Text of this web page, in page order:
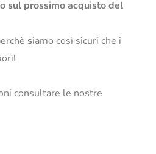
sul prossimo acquisto del
siamo così sicuri che i
consultare le nostre